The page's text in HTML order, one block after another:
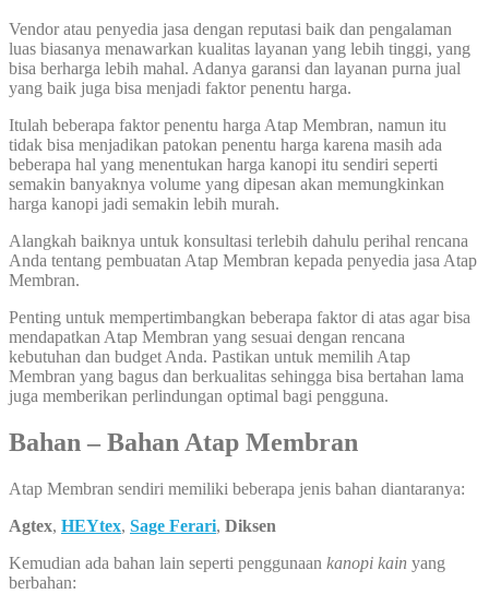
Vendor atau penyedia jasa dengan reputasi baik dan pengalaman
luas biasanya menawarkan kualitas layanan yang lebih tinggi, yang
bisa berharga lebih mahal. Adanya garansi dan layanan purna jual
yang baik juga bisa menjadi faktor penentu harga.
Itulah beberapa faktor penentu harga Atap Membran, namun itu
tidak bisa menjadikan patokan penentu harga karena masih ada
beberapa hal yang menentukan harga kanopi itu sendiri seperti
semakin banyaknya volume yang dipesan akan memungkinkan
harga kanopi jadi semakin lebih murah.
Alangkah baiknya untuk konsultasi terlebih dahulu perihal rencana
Anda tentang pembuatan Atap Membran kepada penyedia jasa Atap
Membran.
Penting untuk mempertimbangkan beberapa faktor di atas agar bisa
mendapatkan Atap Membran yang sesuai dengan rencana
kebutuhan dan budget Anda. Pastikan untuk memilih Atap
Membran yang bagus dan berkualitas sehingga bisa bertahan lama
juga memberikan perlindungan optimal bagi pengguna.
Bahan – Bahan Atap Membran
Atap Membran sendiri memiliki beberapa jenis bahan diantaranya:
Agtex, HEYtex, Sage Ferari, Diksen
Kemudian ada bahan lain seperti penggunaan kanopi kain yang
berbahan: